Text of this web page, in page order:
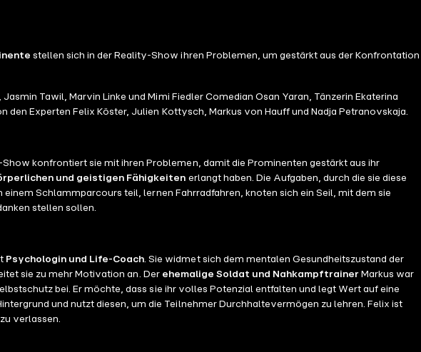
stellen sich in der Reality-Show ihren Problemen, um gestärkt aus der Konfrontation
Tawil, Marvin Linke und Mimi Fiedler Comedian Osan Yaran, Tänzerin Ekaterina
Experten Felix Köster, Julien Kottysch, Markus von Hauff und Nadja Petranovskaja.
konfrontiert sie mit ihren Problemen, damit die Prominenten gestärkt aus ihr
und geistigen Fähigkeiten erlangt haben. Die Aufgaben, durch die sie diese
Schlammparcours teil, lernen Fahrradfahren, knoten sich ein Seil, mit dem sie
stellen sollen.
Psychologin und Life-Coach. Sie widmet sich dem mentalen Gesundheitszustand der
sie zu mehr Motivation an. Der ehemalige Soldat und NahkampftrainerMarkus war
bei. Er möchte, dass sie ihr volles Potenzial entfalten und legt Wert auf eine
und nutzt diesen, um die Teilnehmer Durchhaltevermögen zu lehren. Felix ist
verlassen.